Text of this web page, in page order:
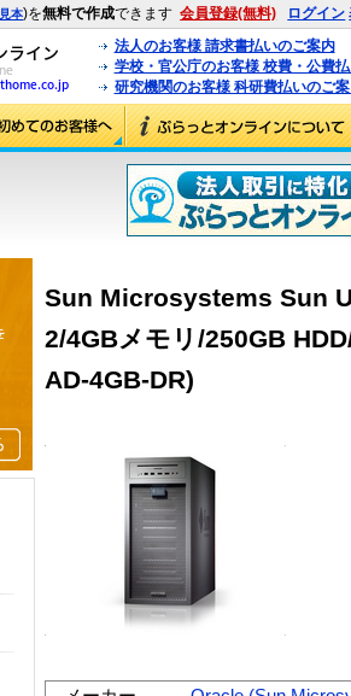
見本)を無料で作成できます 会員登録(無料) ログイン
法人のお客様 請求書払いのご案内
学校・官公庁のお客様 校費・公費
研究機関のお客様 科研費払いのご
Sun Microsystems Sun
2/4GBメモリ/250GB
AD-4GB-DR)